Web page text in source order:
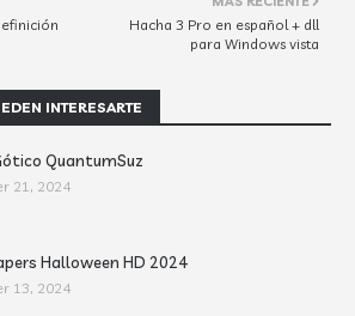
Hacha 3 Pro en español + dll
para Windows vista
INTERESARTE
QuantumSuz
21, 2024
Halloween HD 2024
13, 2024